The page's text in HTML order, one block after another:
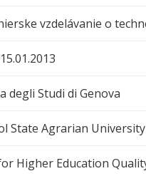
vzdelávanie o
degli Studi di Genova
State Agrarian University
Higher Education